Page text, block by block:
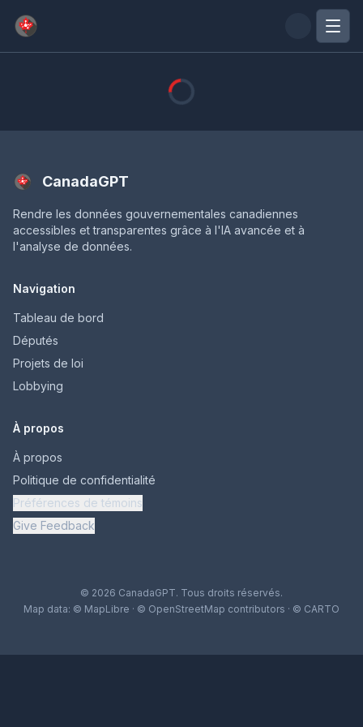
CanadaGPT
Rendre les données gouvernementales canadiennes
accessibles et transparentes grâce à l'IA avancée et à
l'analyse de données.
Navigation
Tableau de bord
Députés
Projets de loi
Lobbying
À propos
À propos
Politique de confidentialité
Préférences de témoins
Give Feedback
© 2026 CanadaGPT. Tous droits réservés.
Map data: © MapLibre · © OpenStreetMap contributors · © CARTO